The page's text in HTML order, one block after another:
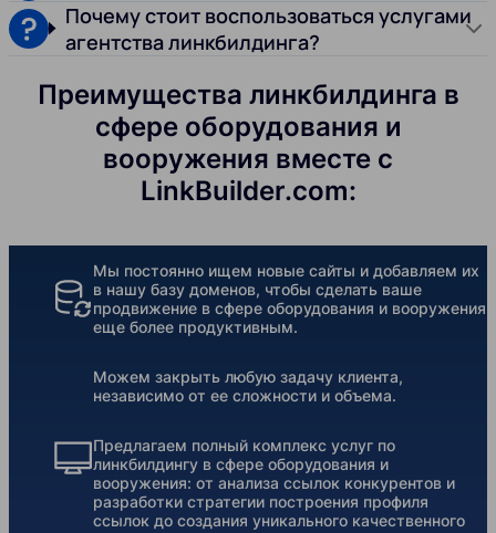
Почему стоит воспользоваться услугами
агентства линкбилдинга?
Преимущества линкбилдинга в
сфере оборудования и
вооружения вместе с
LinkBuilder.com:
Мы постоянно ищем новые сайты и добавляем их
в нашу базу доменов, чтобы сделать ваше
продвижение в сфере оборудования и вооружения
еще более продуктивным.
Можем закрыть любую задачу клиента,
независимо от ее сложности и объема.
Предлагаем полный комплекс услуг по
линкбилдингу в сфере оборудования и
вооружения: от анализа ссылок конкурентов и
разработки стратегии построения профиля
ссылок до создания уникального качественного